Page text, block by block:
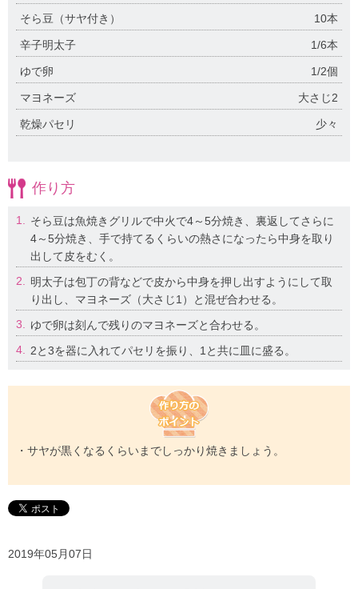
そら豆（サヤ付き）
10本
辛子明太子 1/6本
ゆで卵 1/2個
マヨネーズ 大さじ2
乾燥パセリ 少々
作り方
1.
そら豆は魚焼きグリルで中火で4～5分焼き、裏返してさらに
4～5分焼き、手で持てるくらいの熱さになったら中身を取り
出して皮をむく。
2.
明太子は包丁の背などで皮から中身を押し出すようにして取
り出し、マヨネーズ（大さじ1）と混ぜ合わせる。
3.
ゆで卵は刻んで残りのマヨネーズと合わせる。
4.
2と3を器に入れてパセリを振り、1と共に皿に盛る。
・サヤが黒くなるくらいまでしっかり焼きましょう。
2019年05月07日